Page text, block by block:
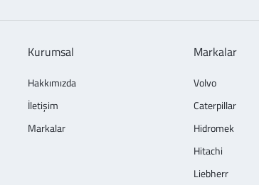
Kurumsal
Hakkımızda
İletişim
Markalar
Markalar
Volvo
Caterpillar
Hidromek
Hitachi
Liebherr